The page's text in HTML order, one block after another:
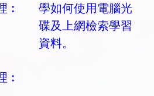
︰
學如何使用電腦光
碟及上網檢索學習
資料。
︰